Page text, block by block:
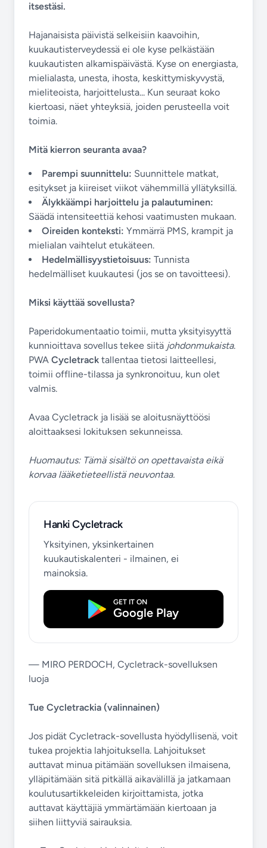
itsestäsi.
Hajanaisista päivistä selkeisiin kaavoihin,
kuukautisterveydessä ei ole kyse pelkästään
kuukautisten alkamispäivästä. Kyse on energiasta,
mielialasta, unesta, ihosta, keskittymiskyvystä,
mieliteoista, harjoittelusta... Kun seuraat koko
kiertoasi, näet yhteyksiä, joiden perusteella voit
toimia.
Mitä kierron seuranta avaa?
Parempi suunnittelu: Suunnittele matkat,
esitykset ja kiireiset viikot vähemmillä yllätyksillä.
Älykkäämpi harjoittelu ja palautuminen:
Säädä intensiteettiä kehosi vaatimusten mukaan.
Oireiden konteksti: Ymmärrä PMS, krampit ja
mielialan vaihtelut etukäteen.
Hedelmällisyystietoisuus: Tunnista
hedelmälliset kuukautesi (jos se on tavoitteesi).
Miksi käyttää sovellusta?
Paperidokumentaatio toimii, mutta yksityisyyttä
kunnioittava sovellus tekee siitä johdonmukaista.
PWA Cycletrack tallentaa tietosi laitteellesi,
toimii offline-tilassa ja synkronoituu, kun olet
valmis.
Avaa Cycletrack ja lisää se aloitusnäyttöösi
aloittaaksesi lokituksen sekunneissa.
Huomautus: Tämä sisältö on opettavaista eikä
korvaa lääketieteellistä neuvontaa.
Hanki Cycletrack
Yksityinen, yksinkertainen
kuukautiskalenteri - ilmainen, ei
mainoksia.
GET IT ON
Google Play
— MIRO PERDOCH, Cycletrack-sovelluksen
luoja
Tue Cycletrackia (valinnainen)
Jos pidät Cycletrack-sovellusta hyödyllisenä, voit
tukea projektia lahjoituksella. Lahjoitukset
auttavat minua pitämään sovelluksen ilmaisena,
ylläpitämään sitä pitkällä aikavälillä ja jatkamaan
koulutusartikkeleiden kirjoittamista, jotka
auttavat käyttäjiä ymmärtämään kiertoaan ja
siihen liittyviä sairauksia.